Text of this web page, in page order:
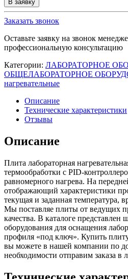
Лабораторная
нагревательная
плита
ПЛС-02
В заявку
Заказать звонок
Оставьте заявку на звонок
профессиональную консультацию
Категории: ЛАБОРАТОРНОЕ
ОБЩЕЛАБОРАТОРНОЕ
нагревательные
Описание
Технические характеристики
Отзывы
Описание
Плита лабораторная
термообработки с PID-
равномерного нагрева. На
отображающий характеристики
текущая и заданная температура,
Мы поставляе плиты от ведущих
качества. В каталоге представлен
оборудования для оснащения
профиля «под ключ». Купить
вы можете в нашей компании по
необходимости отправим заказа